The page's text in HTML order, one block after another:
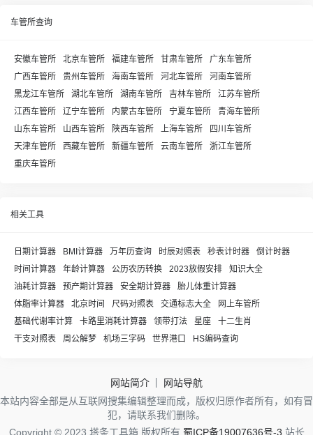
车管所查询
安徽车管所 北京车管所 福建车管所 甘肃车管所
广东车管所
广西车管所
贵州车管所 海南车管所 河北车管所
河南车管所
黑龙江车管所
湖北车管所 湖南车管所 吉林车管所
江苏车管所
江西车管所
辽宁车管所 内蒙古车管所 宁夏车管所
青海车管所
山东车管所
山西车管所 陕西车管所 上海车管所
四川车管所
天津车管所
西藏车管所 新疆车管所 云南车管所
浙江车管所
重庆车管所
相关工具
日期计算器 BMI计算器 万年历查询 时辰对照表 秒表计时器
倒计时器
时间计算器
年龄计算器 公历农历转换 2023放假安排
知识大全
油耗计算器
预产期计算器 安全期计算器
胎儿体重计算器
体脂率计算器
北京时间 尺码对照表 交通标志大全
网上车管所
基础代谢率计算
卡路里消耗计算器 领带打法 星座
十二生肖
干支对照表
周公解梦 机场三字码 世界港口 HS编码查询
网站简介
网站导航
本站内容全部是从互联网搜集编辑整理而成，版权归原作者所有，如有冒
犯，请联系我们删除。
Copyright © 2023 塔条工具箱 版权所有 蜀ICP备19007636号-3 站长